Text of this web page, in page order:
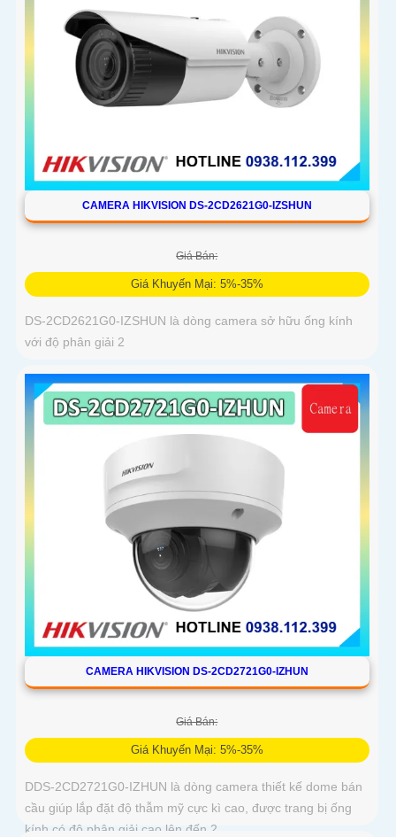
CAMERA HIKVISION DS-2CD2621G0-IZSHUN
Giá Bán:
Giá Khuyến Mại: 5%-35%
DS-2CD2621G0-IZSHUN là dòng camera sở hữu ống kính
với độ phân giải 2
CAMERA HIKVISION DS-2CD2721G0-IZHUN
Giá Bán:
Giá Khuyến Mại: 5%-35%
DDS-2CD2721G0-IZHUN là dòng camera thiết kế dome bán
cầu giúp lắp đặt độ thẫm mỹ cực kì cao, được trang bị ống
kính có độ phân giải cao lên đến 2